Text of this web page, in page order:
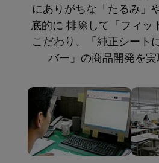
にありがちな「たるみ」
底的に 排除して「フィッ
こだわり、「純正シート
バー」の商品開発を実